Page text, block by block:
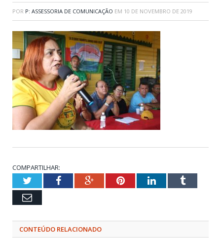
POR P: ASSESSORIA DE COMUNICAÇÃO EM 10 DE NOVEMBRO DE 2019
COMPARTILHAR:
TwitterFacebookGoogle+PinterestLinkedInTumblr
Email
CONTEÚDO RELACIONADO